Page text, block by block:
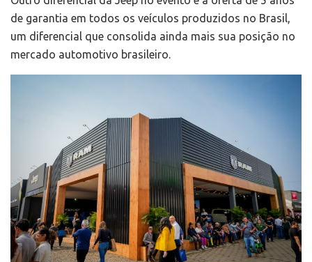
de garantia em todos os veículos produzidos no Brasil,
um diferencial que consolida ainda mais sua posição no
mercado automotivo brasileiro.